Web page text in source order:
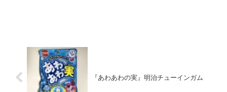
『あわあわの実』明治チューインガム